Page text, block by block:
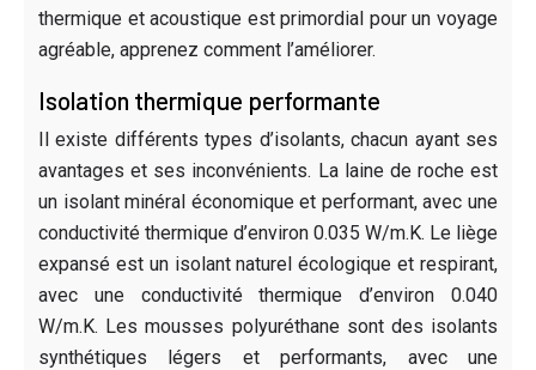
thermique et acoustique est primordial pour un voyage
agréable, apprenez comment l’améliorer.
Isolation thermique performante
Il existe différents types d’isolants, chacun ayant ses
avantages et ses inconvénients. La laine de roche est
un isolant minéral économique et performant, avec une
conductivité thermique d’environ 0.035 W/m.K. Le liège
expansé est un isolant naturel écologique et respirant,
avec une conductivité thermique d’environ 0.040
W/m.K. Les mousses polyuréthane sont des isolants
synthétiques légers et performants, avec une